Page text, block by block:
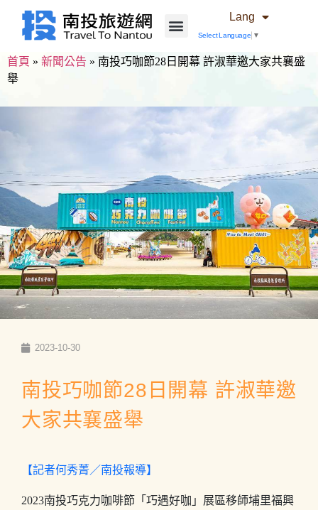
Lang
Select Language ▼
首頁 » 新聞公告 » 南投巧咖節28日開幕 許淑華邀大家共襄盛
舉
2023-10-30
南投巧咖節28日開幕 許淑華邀
大家共襄盛舉
【記者何秀菁／南投報導】
2023南投巧克力咖啡節「巧遇好咖」展區移師埔里福興